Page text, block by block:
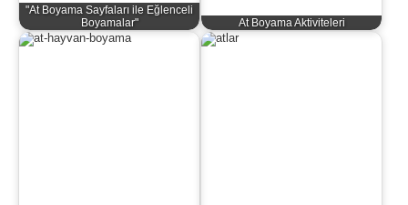
"At Boyama Sayfaları ile Eğlenceli
Boyamalar"
At Boyama Aktiviteleri